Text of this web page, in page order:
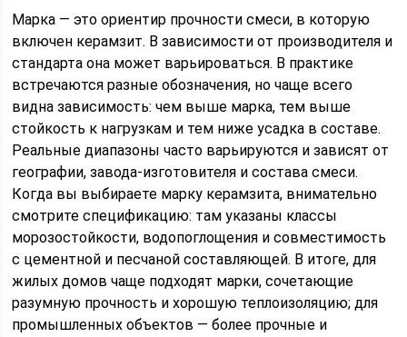
Марка — это ориентир прочности смеси, в которую
включен керамзит. В зависимости от производителя и
стандарта она может варьироваться. В практике
встречаются разные обозначения, но чаще всего
видна зависимость: чем выше марка, тем выше
стойкость к нагрузкам и тем ниже усадка в составе.
Реальные диапазоны часто варьируются и зависят от
географии, завода-изготовителя и состава смеси.
Когда вы выбираете марку керамзита, внимательно
смотрите спецификацию: там указаны классы
морозостойкости, водопоглощения и совместимость
с цементной и песчаной составляющей. В итоге, для
жилых домов чаще подходят марки, сочетающие
разумную прочность и хорошую теплоизоляцию; для
промышленных объектов — более прочные и